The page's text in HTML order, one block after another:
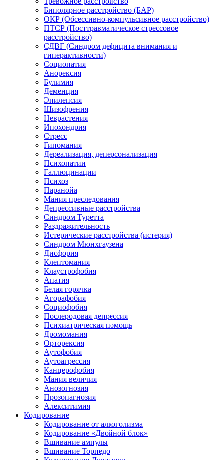
Биполярное расстройство (БАР)
ОКР (Обсессивно-компульсивное расстройство)
ПТСР (Посттравматическое стрессовое
расстройство)
СДВГ (Синдром дефицита внимания и
гиперактивности)
Социопатия
Анорексия
Булимия
Деменция
Эпилепсия
Шизофрения
Неврастения
Ипохондрия
Стресс
Гипомания
Дереализация, деперсонализация
Психопатии
Галлюцинации
Психоз
Паранойа
Мания преследования
Депрессивные расстройства
Синдром Туретта
Раздражительность
Истерические расстройства (истерия)
Синдром Мюнхгаузена
Дисфория
Клептомания
Клаустрофобия
Апатия
Белая горячка
Агорафобия
Социофобия
Послеродовая депрессия
Психиатрическая помощь
Дромомания
Орторексия
Аутофобия
Аутоагрессия
Канцерофобия
Мания величия
Анозогнозия
Прозопагнозия
Алекситимия
Кодирование
Кодирование от алкоголизма
Кодирование «Двойной блок»
Вшивание ампулы
Вшивание Торпедо